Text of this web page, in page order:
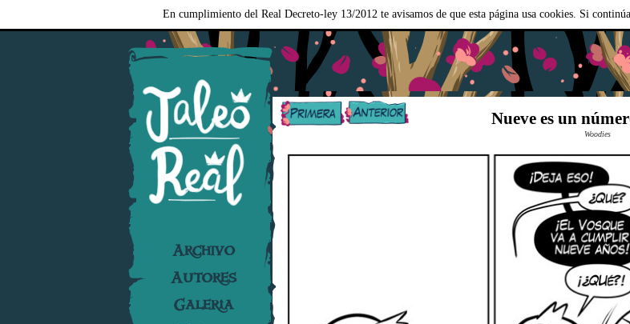
En cumplimiento del Real Decreto-ley 13/2012 te avisamos de que esta página usa cookies. Si
Archivo
Autores
Galería
Nueve es un
Woodies